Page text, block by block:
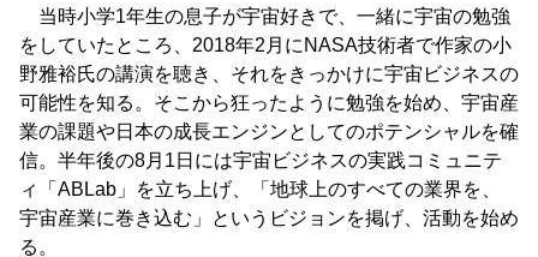
当時小学1年生の息子が宇宙好きで、一緒に宇宙の勉強
をしていたところ、2018年2月にNASA技術者で作家の小
野雅裕氏の講演を聴き、それをきっかけに宇宙ビジネスの
可能性を知る。そこから狂ったように勉強を始め、宇宙産
業の課題や日本の成長エンジンとしてのポテンシャルを確
信。半年後の8月1日には宇宙ビジネスの実践コミュニテ
ィ「ABLab」を立ち上げ、「地球上のすべての業界を、
宇宙産業に巻き込む」というビジョンを掲げ、活動を始め
る。